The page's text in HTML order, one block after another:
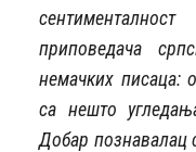
приповедача
немачких писаца:
са нешто
Добар познавалац